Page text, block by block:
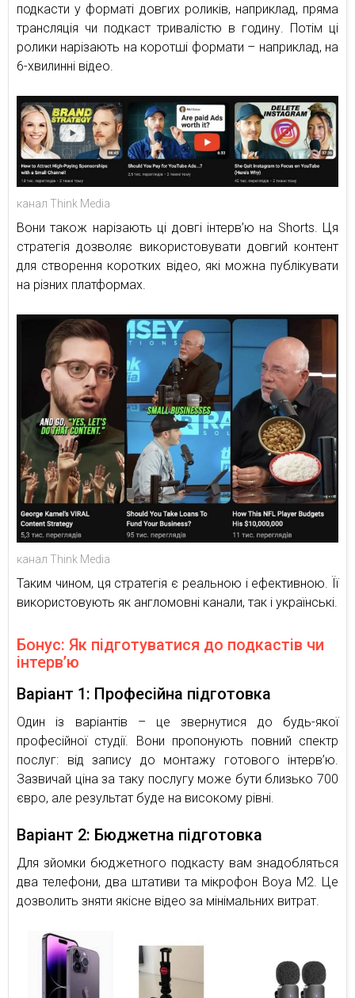
подкасти у форматі довгих роликів, наприклад, пряма
трансляція чи подкаст тривалістю в годину. Потім ці
ролики нарізають на коротші формати – наприклад, на
6-хвилинні відео.
канал Think Media
Вони також нарізають ці довгі інтерв’ю на Shorts. Ця
стратегія дозволяє використовувати довгий контент
для створення коротких відео, які можна публікувати
на різних платформах.
канал Think Media
Таким чином, ця стратегія є реальною і ефективною. Її
використовують як англомовні канали, так і українські.
Бонус: Як підготуватися до подкастів чи
інтерв’ю
Варіант 1: Професійна підготовка
Один із варіантів – це звернутися до будь-якої
професійної студії. Вони пропонують повний спектр
послуг: від запису до монтажу готового інтерв’ю.
Зазвичай ціна за таку послугу може бути близько 700
євро, але результат буде на високому рівні.
Варіант 2: Бюджетна підготовка
Для зйомки бюджетного подкасту вам знадобляться
два телефони, два штативи та мікрофон Boya M2. Це
дозволить зняти якісне відео за мінімальних витрат.